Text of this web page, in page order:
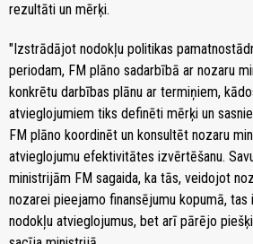
rezultāti un mērķi.
"Izstrādājot nodokļu politikas
periodam, FM plāno sadarbībā ar nozaru
konkrētu darbības plānu ar termiņiem,
atvieglojumiem tiks definēti mērķi un
FM plāno koordinēt un konsultēt nozaru
atvieglojumu efektivitātes izvērtēšanu.
ministrijām FM sagaida, ka tās, veidojot
nozarei pieejamo finansējumu kopumā,
nodokļu atvieglojumus, bet arī pārējo